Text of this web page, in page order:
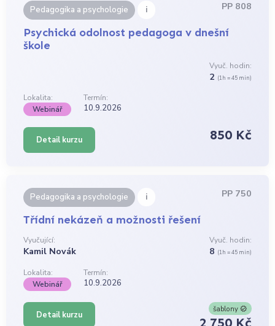
Pedagogika a psychologie i PP 808
Psychická odolnost pedagoga v dnešní
škole
Vyuč. hodin:
2 (1h = 45 min)
Lokalita:
Termín:
Webinář
10.9.2026
Detail kurzu 850 Kč
Pedagogika a psychologie i PP 750
Třídní nekázeň a možnosti řešení
Vyučující:
Kamil Novák
Vyuč. hodin:
8 (1h = 45 min)
Lokalita:
Termín:
Webinář
10.9.2026
Detail kurzu
šablony